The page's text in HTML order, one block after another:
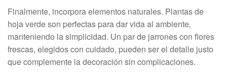
Finalmente, incorpora elementos naturales. Plantas de
hoja verde son perfectas para dar vida al ambiente,
manteniendo la simplicidad. Un par de jarrones con flores
frescas, elegidos con cuidado, pueden ser el detalle justo
que complemente la decoración sin complicaciones.